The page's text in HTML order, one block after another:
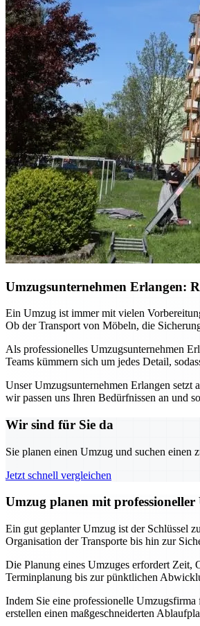
Umzugsunternehmen Erlangen:
Ein Umzug ist immer mit vielen
Ob der Transport von Möbeln, die
Als professionelles Umzugsunternehmen
Teams kümmern sich um jedes Detail,
Unser Umzugsunternehmen Erlangen
wir passen uns Ihren Bedürfnissen an und
Wir sind für Sie da
Sie planen einen Umzug und suchen einen
Jetzt schnell vergleichen
Umzug planen mit
Ein gut geplanter Umzug ist der Schlüssel
Organisation der Transporte bis hin zur
Die Planung eines Umzuges erfordert Zeit,
Terminplanung bis zur pünktlichen
Indem Sie eine professionelle
erstellen einen maßgeschneiderten